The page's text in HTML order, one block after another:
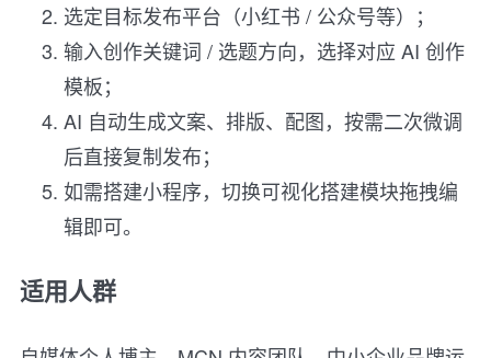
选定目标发布平台（小红书 / 公众号等）；
输入创作关键词 / 选题方向，选择对应 AI 创作
模板；
AI 自动生成文案、排版、配图，按需二次微调
后直接复制发布；
如需搭建小程序，切换可视化搭建模块拖拽编
辑即可。
适用人群